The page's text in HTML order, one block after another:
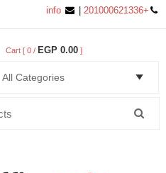
+201000621336
Cart [ 0 / 0.00 EGP ]
Search